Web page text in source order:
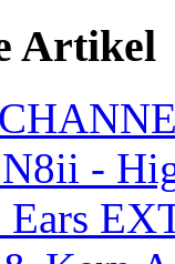
Artikel
-